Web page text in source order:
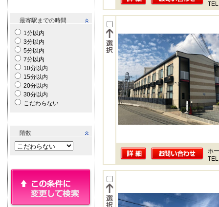
最寄駅までの時間
1分以内
3分以内
5分以内
7分以内
10分以内
15分以内
20分以内
30分以内
こだわらない
階数
ホ